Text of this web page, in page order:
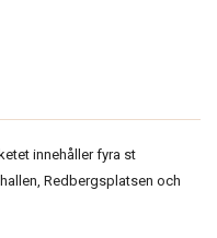
innehåller fyra st
Redbergsplatsen och